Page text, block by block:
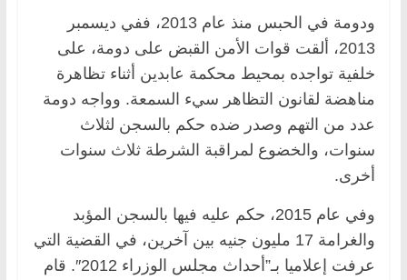
ودومة في الحبس منذ عام 2013، ففي ديسمبر
2013، ألقت قوات الأمن القبض على دومة، على
خلفية تواجده بمحيط محكمة عابدين أثناء تظاهرة
مناهضة لقانون التظاهر سيء السمعة. وواجه دومة
عدد من التهم وصدر ضده حكم بالسجن لثلاث
سنوات، والخضوع لمراقبة الشرطة ثلاث سنوات
أخرى.
وفي عام 2015، حكم عليه فيها بالسجن المؤبد
والغرامة 17 مليون جنيه بين آخرين، في القضية التي
عرفت إعلاميا بـ”أحداث مجلس الوزراء 2012″. قام